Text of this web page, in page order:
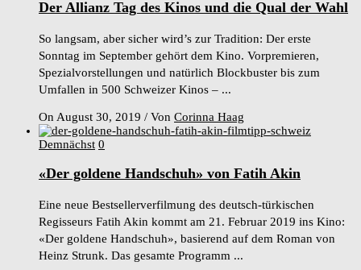
Der Allianz Tag des Kinos und die Qual der Wahl
So langsam, aber sicher wird’s zur Tradition: Der erste
Sonntag im September gehört dem Kino. Vorpremieren,
Spezialvorstellungen und natürlich Blockbuster bis zum
Umfallen in 500 Schweizer Kinos – ...
On August 30, 2019 / Von Corinna Haag
Demnächst 0
«Der goldene Handschuh» von Fatih Akin
Eine neue Bestsellerverfilmung des deutsch-türkischen
Regisseurs Fatih Akin kommt am 21. Februar 2019 ins Kino:
«Der goldene Handschuh», basierend auf dem Roman von
Heinz Strunk. Das gesamte Programm ...